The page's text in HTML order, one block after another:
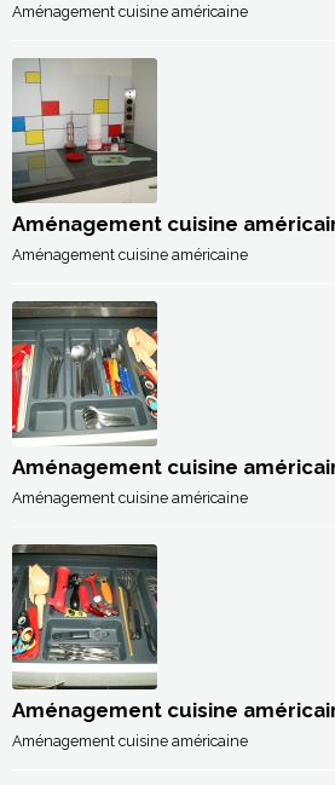
Aménagement cuisine américaine
Aménagement cuisine
Aménagement cuisine américaine
Aménagement cuisine
Aménagement cuisine américaine
Aménagement cuisine
Aménagement cuisine américaine